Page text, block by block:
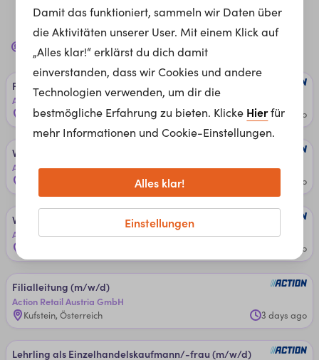
89 Jobs bei Action Retail Austria GmbH
Fi­li­al­lei­tun­g (m/w/d)
Action Retail Austria GmbH
Steyr, Österreich 1 day ago
Ver­kaufs­mit­ar­bei­ter/in (m/w/d)
Action Retail Austria GmbH
1 day ago
Ver­kaufs­mit­ar­bei­ter/in (m/w/d)
Action Retail Austria GmbH
1 day ago
Fi­li­al­lei­tun­g (m/w/d)
Action Retail Austria GmbH
Kufstein, Österreich 3 days ago
Lehr­lin­g al­s Ein­zel­han­dels­kauf­man­n/-frau (m/w/d)
Damit das funktioniert, sammeln wir Daten über
die Aktivitäten unserer User. Mit einem Klick auf
„Alles klar!“ erklärst du dich damit
einverstanden, dass wir Cookies und andere
Technologien verwenden, um dir die
bestmögliche Erfahrung zu bieten. Klicke Hierfür
mehr Informationen und Cookie-Einstellungen.
Einstellungen
Alles klar!